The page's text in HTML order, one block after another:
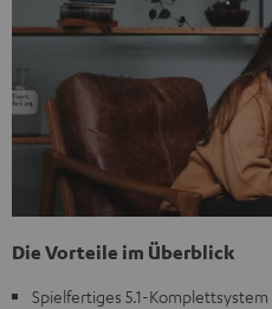
Die Vorteile im Überblick
Spielfertiges 5.1-